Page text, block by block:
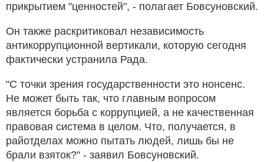
прикрытием "ценностей", - полагает Бовсуновский.
Он также раскритиковал независимость
антикоррупционной вертикали, которую сегодня
фактически устранила Рада.
"С точки зрения государственности это нонсенс.
Не может быть так, что главным вопросом
является борьба с коррупцией, а не качественная
правовая система в целом. Что, получается, в
райотделах можно пытать людей, лишь бы не
брали взяток?" - заявил Бовсуновский.